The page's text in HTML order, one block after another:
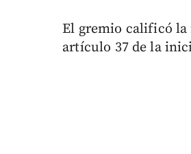
El gremio calificó
artículo 37 de la